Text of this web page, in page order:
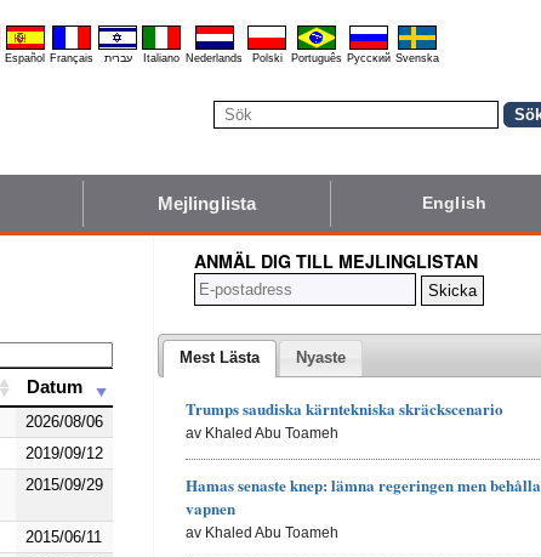
Español Français עברית Italiano Nederlands Polski Português Pyccĸий Svenska
Mejlinglista English
Datum
2026/08/06
2019/09/12
2015/09/29
2015/06/11
ANMÄL DIG TILL MEJLINGLISTAN
Mest Lästa Nyaste
Trumps saudiska kärntekniska skräckscenario
av Khaled Abu Toameh
Hamas senaste knep: lämna regeringen men behålla
vapnen
av Khaled Abu Toameh
Datum